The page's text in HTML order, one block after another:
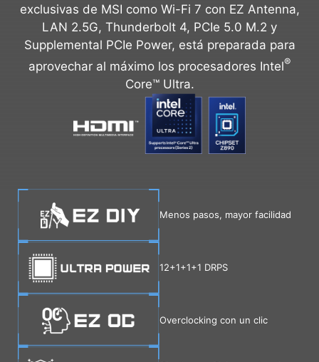
exclusivas de MSI como Wi-Fi 7 con EZ Antenna,
LAN 2.5G, Thunderbolt 4, PCIe 5.0 M.2 y
Supplemental PCIe Power, está preparada para
aprovechar al máximo los procesadores Intel®
Core™ Ultra.
Menos pasos, mayor facilidad
12+1+1+1 DRPS
Overclocking con un clic